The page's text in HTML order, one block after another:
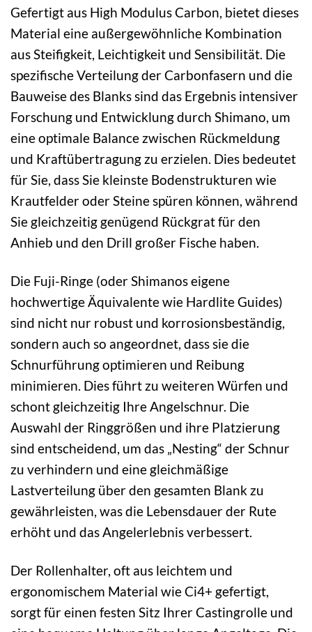
Gefertigt aus High Modulus Carbon, bietet dieses
Material eine außergewöhnliche Kombination
aus Steifigkeit, Leichtigkeit und Sensibilität. Die
spezifische Verteilung der Carbonfasern und die
Bauweise des Blanks sind das Ergebnis intensiver
Forschung und Entwicklung durch Shimano, um
eine optimale Balance zwischen Rückmeldung
und Kraftübertragung zu erzielen. Dies bedeutet
für Sie, dass Sie kleinste Bodenstrukturen wie
Krautfelder oder Steine spüren können, während
Sie gleichzeitig genügend Rückgrat für den
Anhieb und den Drill großer Fische haben.
Die Fuji-Ringe (oder Shimanos eigene
hochwertige Äquivalente wie Hardlite Guides)
sind nicht nur robust und korrosionsbeständig,
sondern auch so angeordnet, dass sie die
Schnurführung optimieren und Reibung
minimieren. Dies führt zu weiteren Würfen und
schont gleichzeitig Ihre Angelschnur. Die
Auswahl der Ringgrößen und ihre Platzierung
sind entscheidend, um das „Nesting“ der Schnur
zu verhindern und eine gleichmäßige
Lastverteilung über den gesamten Blank zu
gewährleisten, was die Lebensdauer der Rute
erhöht und das Angelerlebnis verbessert.
Der Rollenhalter, oft aus leichtem und
ergonomischem Material wie Ci4+ gefertigt,
sorgt für einen festen Sitz Ihrer Castingrolle und